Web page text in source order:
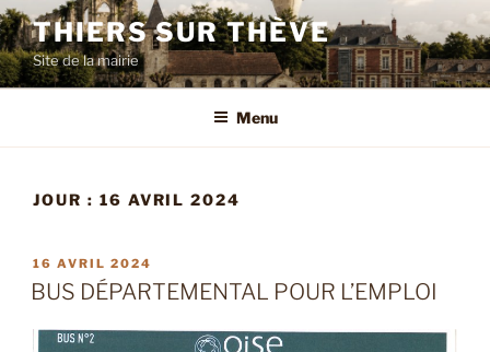
Aller
au
contenu
principal
THIERS SUR THÈVE
Site de la mairie
Menu
JOUR : 16 AVRIL 2024
PUBLIÉ
LE
16 AVRIL 2024
BUS DÉPARTEMENTAL POUR L’EMPLOI